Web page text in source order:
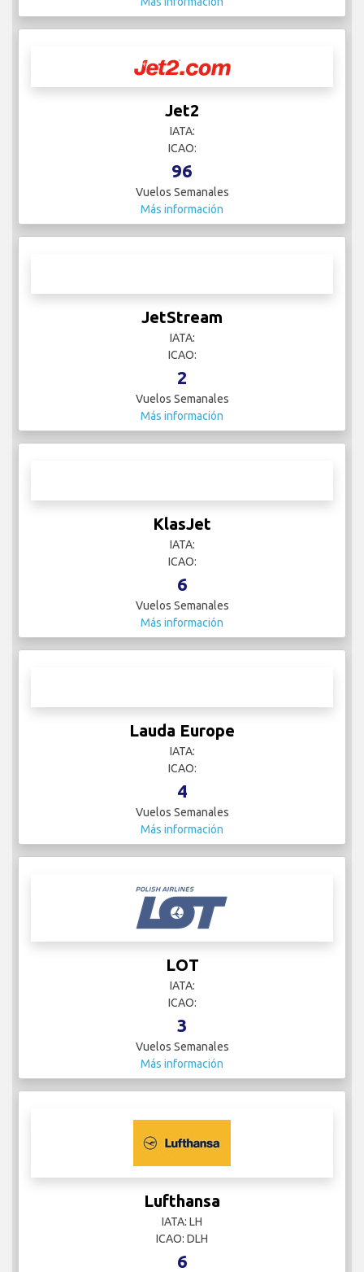
Jet2
IATA:
ICAO:
96
Vuelos Semanales
Más información
JetStream
IATA:
ICAO:
2
Vuelos Semanales
Más información
KlasJet
IATA:
ICAO:
6
Vuelos Semanales
Más información
Lauda Europe
IATA:
ICAO:
4
Vuelos Semanales
Más información
LOT
IATA:
ICAO:
3
Vuelos Semanales
Más información
Lufthansa
IATA: LH
ICAO: DLH
6